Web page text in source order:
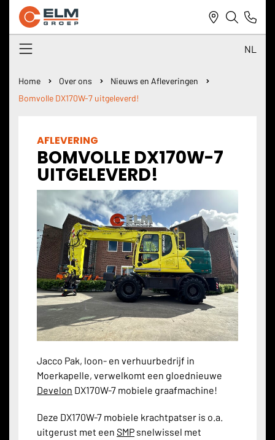
NL
Home Over ons
Nieuws en Afleveringen
Bomvolle DX170W-7 uitgeleverd!
AFLEVERING
BOMVOLLE DX170W-7
UITGELEVERD!
Jacco Pak, loon- en verhuurbedrijf in
Moerkapelle, verwelkomt een gloednieuwe
Develon DX170W-7 mobiele graafmachine!
Deze DX170W-7 mobiele krachtpatser is o.a.
uitgerust met een SMP snelwissel met